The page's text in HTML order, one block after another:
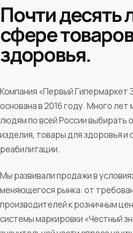
Почти десять
сфере
здоровья.
Компания «Первый Гипермаркет
основана в 2016 году. Много лет
людям по всей России выбирать
изделия, товары для здоровья и
реабилитации.
Мы развивали продажи в
меняющегося рынка: от
производителей к розничным
системы маркировки «Честный